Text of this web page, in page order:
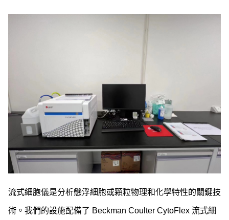
流式細胞儀是分析懸浮細胞或顆粒物理和化學特性的關鍵技
術。我們的設施配備了 Beckman Coulter CytoFlex 流式細